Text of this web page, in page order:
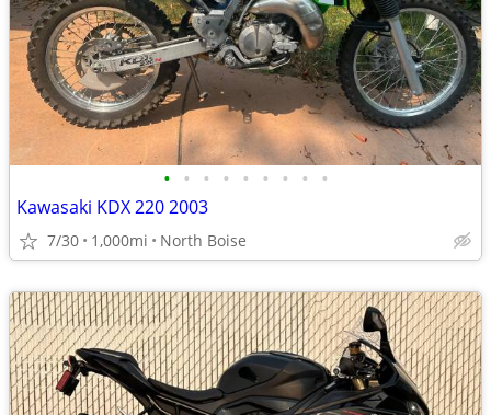
• • • • • • • • •
Kawasaki KDX 220 2003
7/30 1,000mi North Boise